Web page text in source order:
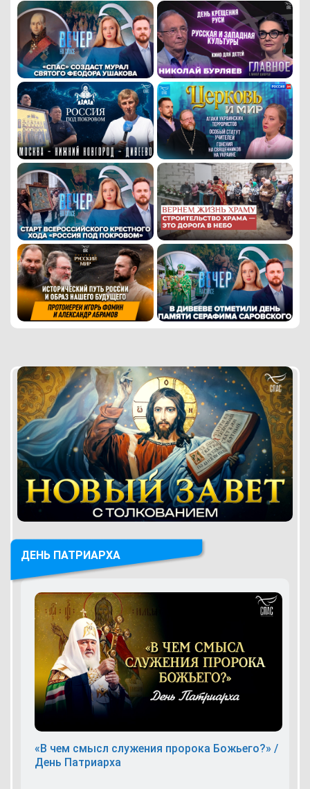
ДЕНЬ ПАТРИАРХА
«В чем смысл служения пророка Божьего?» /
День Патриарха